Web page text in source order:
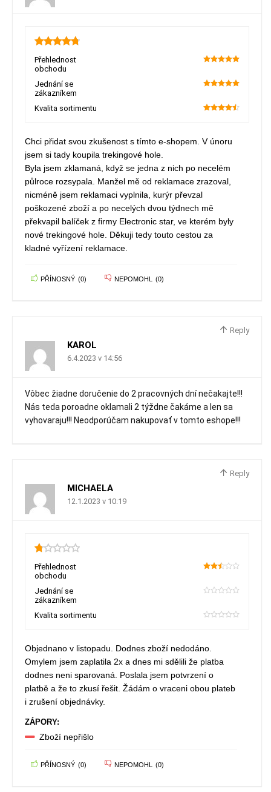
4.8
Přehlednost
obchodu
Jednání se
zákazníkem
Kvalita sortimentu
Chci přidat svou zkušenost s tímto e-shopem. V únoru
jsem si tady koupila trekingové hole.
Byla jsem zklamaná, když se jedna z nich po necelém
půlroce rozsypala. Manžel mě od reklamace zrazoval,
nicméně jsem reklamaci vyplnila, kurýr převzal
poškozené zboží a po necelých dvou týdnech mě
překvapil balíček z firmy Electronic star, ve kterém byly
nové trekingové hole. Děkuji tedy touto cestou za
kladné vyřízení reklamace.
PŘÍNOSNÝ (0) NEPOMOHL (0)
Reply
KAROL
6.4.2023 v 14:56
Vôbec žiadne doručenie do 2 pracovných dní nečakajte!!!
Nás teda poroadne oklamali 2 týždne čakáme a len sa
vyhovaraju!!! Neodporúčam nakupovať v tomto eshope!!!
Reply
MICHAELA
12.1.2023 v 10:19
0.8
Přehlednost
obchodu
Jednání se
zákazníkem
Kvalita sortimentu
Objednano v listopadu. Dodnes zboží nedodáno.
Omylem jsem zaplatila 2x a dnes mi sdělili že platba
dodnes neni sparovaná. Poslala jsem potvrzení o
platbě a že to zkusí řešit. Žádám o vraceni obou plateb
i zrušení objednávky.
ZÁPORY:
Zboží nepřišlo
PŘÍNOSNÝ (0) NEPOMOHL (0)